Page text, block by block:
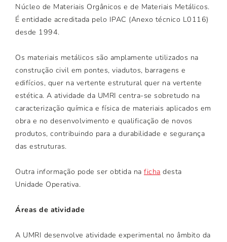
Núcleo de Materiais Orgânicos e de Materiais Metálicos.
É entidade acreditada pelo IPAC (Anexo técnico L0116)
desde 1994.
Os materiais metálicos são amplamente utilizados na
construção civil em pontes, viadutos, barragens e
edifícios, quer na vertente estrutural quer na vertente
estética. A atividade da UMRI centra-se sobretudo na
caracterização química e física de materiais aplicados em
obra e no desenvolvimento e qualificação de novos
produtos, contribuindo para a durabilidade e segurança
das estruturas.
Outra informação pode ser obtida na ficha desta
Unidade Operativa.
Áreas de atividade
A UMRI desenvolve atividade experimental no âmbito da